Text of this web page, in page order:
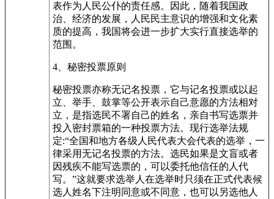
表作为人民公仆的责任感。因此，随着我国政
治、经济的发展，人民民主意识的增强和文化素
质的提高，我国将会进一步扩大实行直接选举的
范围。
4、秘密投票原则
秘密投票亦称无记名投票，它与记名投票或以起
立、举手、鼓掌等公开表示自己意愿的方法相对
立，是指选民不署自己的姓名，亲自书写选票并
投入密封票箱的一种投票方法。现行选举法规
定:“全国和地方各级人民代表大会代表的选举，一
律采用无记名投票的方法。选民如果是文盲或者
因残疾不能写选票的，可以委托他信任的人代
写。”这就要求选举人在选举时只须在正式代表候
选人姓名下注明同意或不同意，也可以另选他人